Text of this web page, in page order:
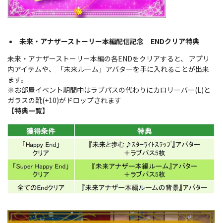
未来・アナザーストーリー本編配信記念 ENDクリア特典
未来・アナザーストーリー本編の各ENDをクリアすると、 アプリ
内アイテムや、 「未来ルーム」アバターを手に入れることが出来
ます。
※お部屋イベント期間中はラブパスの代わりにカロリーバー(L)と
ガラスの靴(+10)がドロップされます
【特典一覧】